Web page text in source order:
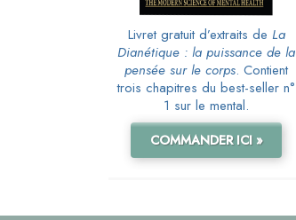
Livret gratuit d’extraits de La
Dianétique : la puissance de la
pensée sur le corps. Contient
trois chapitres du best-seller n°
1 sur le mental.
COMMANDER ICI »